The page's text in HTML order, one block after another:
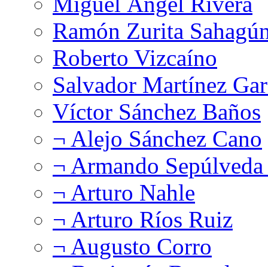
Ramón Zurita
Roberto Vizcaíno
Salvador Martínez
Víctor Sánchez Baños
¬ Alejo Sánchez Cano
¬ Armando
¬ Arturo Nahle
¬ Arturo Ríos Ruiz
¬ Augusto Corro